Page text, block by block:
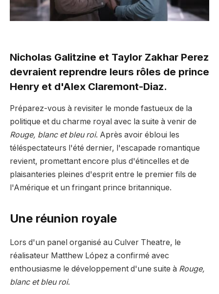
Nicholas Galitzine et Taylor Zakhar Perez
devraient reprendre leurs rôles de prince
Henry et d'Alex Claremont-Diaz.
Préparez-vous à revisiter le monde fastueux de la
politique et du charme royal avec la suite à venir de
Rouge, blanc et bleu roi. Après avoir ébloui les
téléspectateurs l'été dernier, l'escapade romantique
revient, promettant encore plus d'étincelles et de
plaisanteries pleines d'esprit entre le premier fils de
l'Amérique et un fringant prince britannique.
Une réunion royale
Lors d'un panel organisé au Culver Theatre, le
réalisateur Matthew López a confirmé avec
enthousiasme le développement d'une suite à Rouge,
blanc et bleu roi.